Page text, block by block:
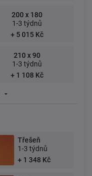
200 x 180
1-3 týdnů
+ 5 015 Kč
210 x 90
1-3 týdnů
+ 1 108 Kč
Třešeň
1-3 týdnů
+ 1 348 Kč